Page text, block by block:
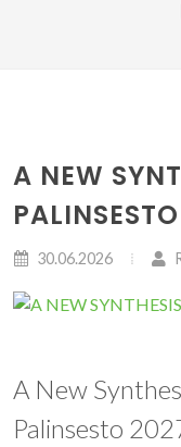
A NEW
30.06.2026
A New
Palinsesto